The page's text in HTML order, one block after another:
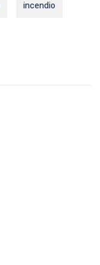
incendio